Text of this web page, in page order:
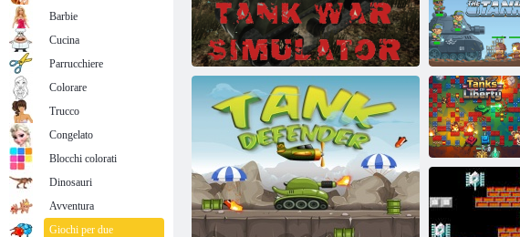
Simulatore di guerra di carri armati
Rombo del carro
armato
Difendi il carro
armato
Carri armati
della libertà
Barbie
Cucina
Parrucchiere
Colorare
Trucco
Congelato
Blocchi colorati
Dinosauri
Avventura
Giochi per due